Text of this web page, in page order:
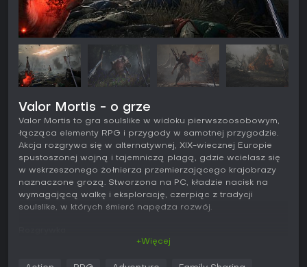
Valor Mortis - o grze
Valor Mortis to gra soulslike w widoku pierwszoosobowym,
łącząca elementy RPG i przygody w samotnej przygodzie.
Akcja rozgrywa się w alternatywnej, XIX-wiecznej Europie
spustoszonej wojną i tajemniczą plagą, gdzie wcielasz się
w wskrzeszonego żołnierza przemierzającego krajobrazy
naznaczone grozą. Stworzona na PC, kładzie nacisk na
wymagającą walkę i eksplorację, czerpiąc z tradycji
soulslike, w których śmierć napędza rozwój.
+Więcej